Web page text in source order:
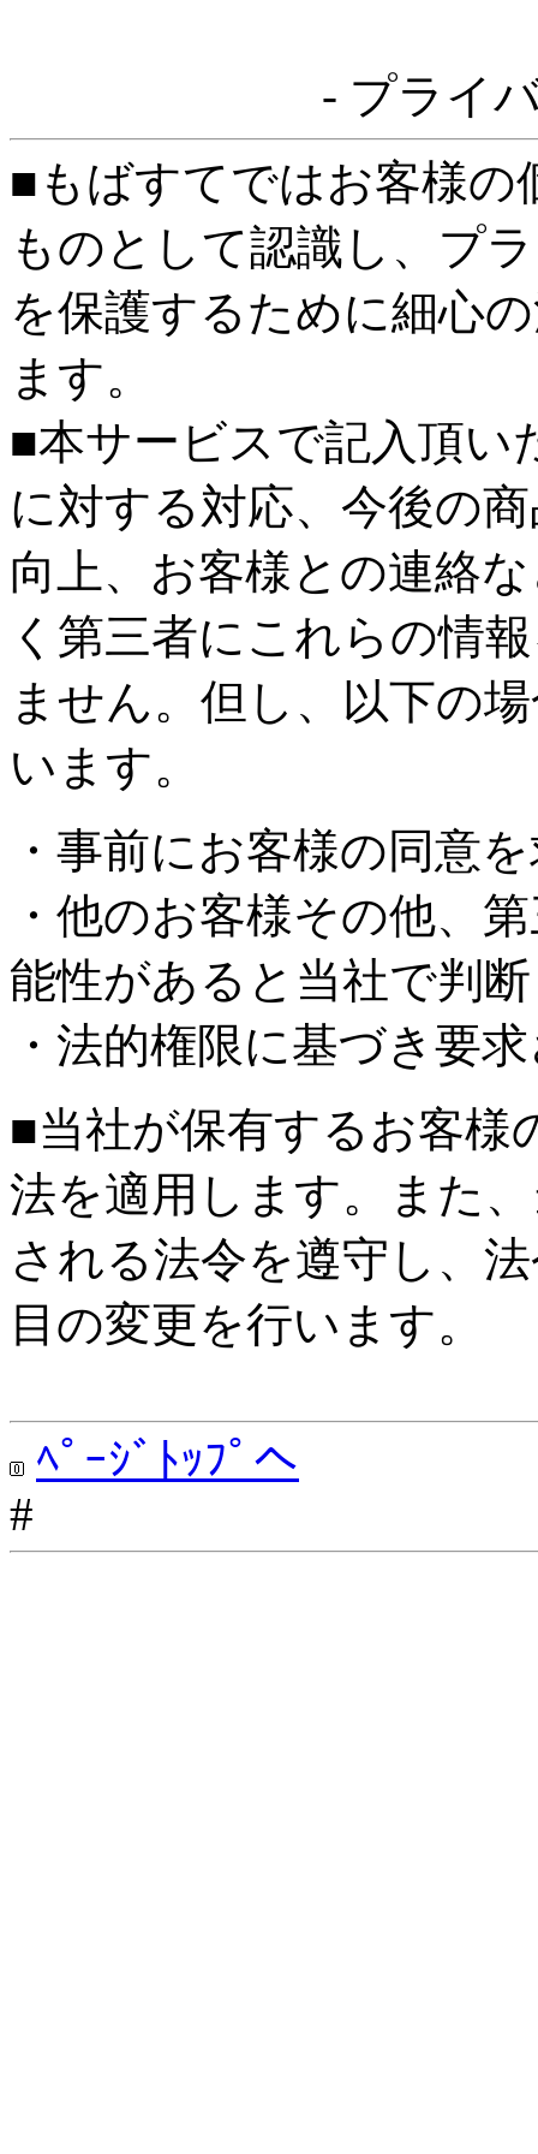
- プライ
■もばすてではお客様の
ものとして認識し、プ
を保護するために細心
ます。
■本サービスで記入頂い
に対する対応、今後の
向上、お客様との連絡
く第三者にこれらの情
ません。但し、以下の
います。
・事前にお客様の同意
・他のお客様その他、
能性があると当社で判
・法的権限に基づき要
■当社が保有するお客様
法を適用します。また
される法令を遵守し、
目の変更を行います。
ﾍﾟｰｼﾞﾄｯﾌﾟへ
#